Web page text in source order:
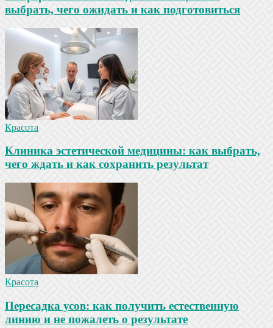
выбрать, чего ожидать и как подготовиться
Красота
Клиника эстетической медицины: как выбрать,
чего ждать и как сохранить результат
Красота
Пересадка усов: как получить естественную
линию и не пожалеть о результате